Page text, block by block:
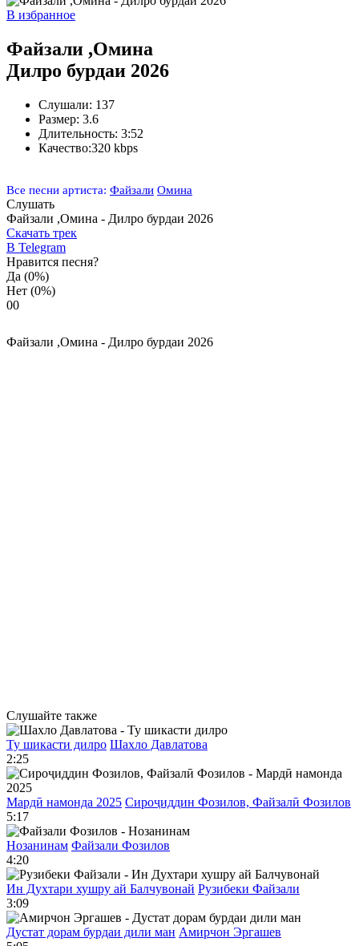
В избранное
Файзали ,Омина
Дилро бурдаи 2026
Слушали: 137
Размер: 3.6
Длительность: 3:52
Качество:320 kbps
Все песни артиста: Файзали Омина
Слушать
Файзали ,Омина - Дилро бурдаи 2026
Скачать трек
В Telegram
Нравится песня?
Да (0%)
Нет (0%)
00
Файзали ,Омина - Дилро бурдаи 2026
Слушайте также
Ту шикасти дилро Шахло Давлатова
2:25
Мардӣ намонда 2025 Сироҷиддин Фозилов, Файзалӣ Фозилов
5:17
Нозанинам Файзали Фозилов
4:20
Ин Духтари хушру ай Балчувонай Рузибеки Файзали
3:09
Дустат дорам бурдаи дили ман Амирчон Эргашев